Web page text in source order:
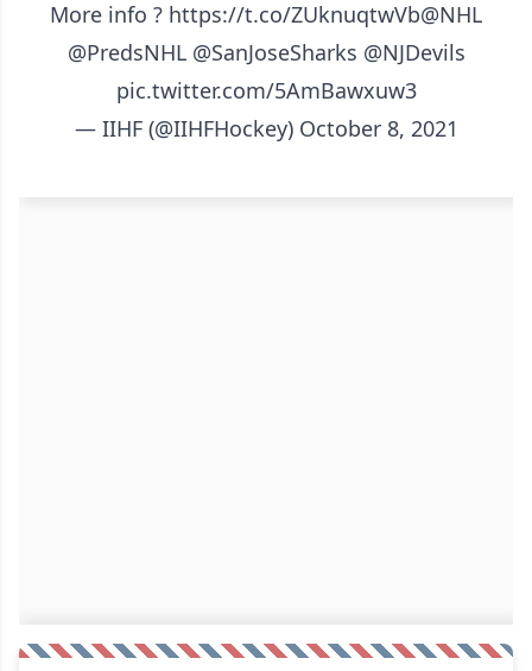
More info ? https://t.co/ZUknuqtwVb@NHL
@PredsNHL @SanJoseSharks @NJDevils
pic.twitter.com/5AmBawxuw3
— IIHF (@IIHFHockey) October 8, 2021